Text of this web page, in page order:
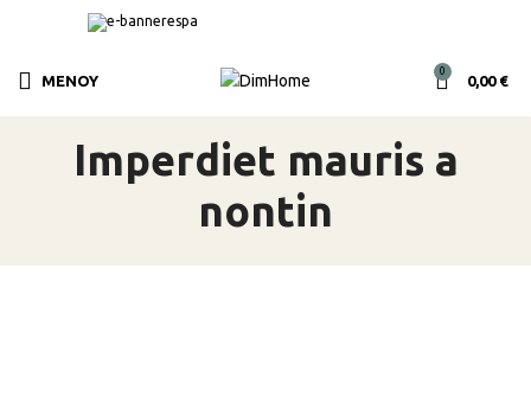
ΜΕΝΟΎ
0
0,00 €
Imperdiet mauris a
nontin